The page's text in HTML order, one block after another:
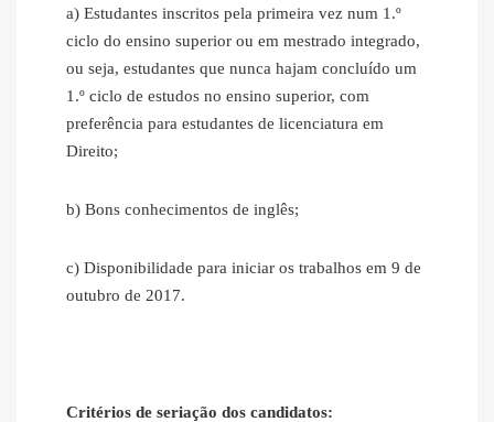
a) Estudantes inscritos pela primeira vez num 1.º
ciclo do ensino superior ou em mestrado integrado,
ou seja, estudantes que nunca hajam concluído um
1.º ciclo de estudos no ensino superior, com
preferência para estudantes de licenciatura em
Direito;
b) Bons conhecimentos de inglês;
c) Disponibilidade para iniciar os trabalhos em 9 de
outubro de 2017.
Critérios de seriação dos candidatos: